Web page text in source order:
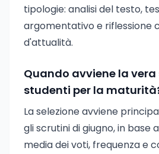
tipologie: analisi del testo,
argomentativo e riflessione
d'attualità.
Quando avviene la vera
studenti per la
La selezione avviene
gli scrutini di giugno, in base
media dei voti, frequenza e